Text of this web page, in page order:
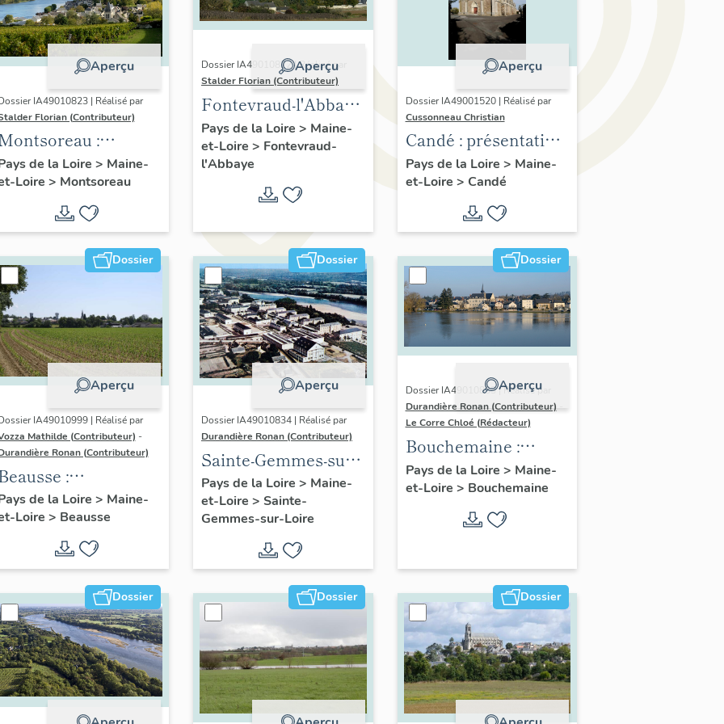
Aperçu
IA49010823 | Réalisé par
Florian (Contributeur)
:
de la
de la Loire > Maine-
Loire > Montsoreau
Aperçu
Dossier IA49010822 | Réalisé par
Stalder Florian (Contributeur)
Fontevraud-l'Abbaye
: présentation de la
commune
Pays de la Loire > Maine-
et-Loire > Fontevraud-
l'Abbaye
Aperçu
Dossier IA49001520 | Réalisé par
Cussonneau Christian
Candé : présentation
de la commune
Pays de la Loire > Maine-
et-Loire > Candé
Dossier
Aperçu
IA49010999 | Réalisé par
Mathilde (Contributeur) -
Ronan (Contributeur)
:
de la
de la Loire > Maine-
Loire > Beausse
Dossier
Aperçu
Dossier IA49010834 | Réalisé par
Durandière Ronan (Contributeur)
Sainte-Gemmes-sur-
Loire : présentation
de la commune
Pays de la Loire > Maine-
et-Loire > Sainte-
Gemmes-sur-Loire
Dossier
Aperçu
Dossier IA49010833 | Réalisé par
Durandière Ronan (Contributeur)
Le Corre Chloé (Rédacteur)
Bouchemaine :
présentation de la
commune
Pays de la Loire > Maine-
et-Loire > Bouchemaine
Dossier Dossier Dossier